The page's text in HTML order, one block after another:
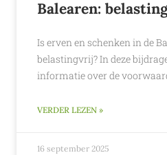
Balearen:
Is erven en schenken in de
belastingvrij? In deze
informatie over de
VERDER LEZEN »
16 september 2025